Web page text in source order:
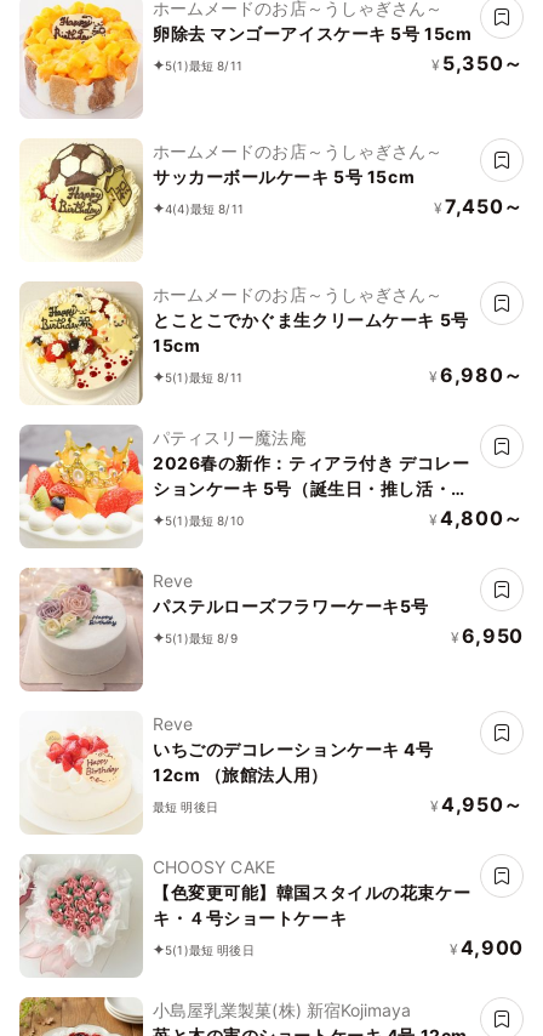
ホームメードのお店～うしゃぎさん～
卵除去 マンゴーアイスケーキ 5号 15cm
5(1)最短 8/11 ¥ 5,350～
ホームメードのお店～うしゃぎさん～
サッカーボールケーキ 5号 15cm
4(4)最短 8/11 ¥ 7,450～
ホームメードのお店～うしゃぎさん～
とことこでかぐま生クリームケーキ 5号
15cm
5(1)最短 8/11 ¥ 6,980～
パティスリー魔法庵
2026春の新作：ティアラ付き デコレー
ションケーキ 5号（誕生日・推し活・バ
ースデー・映え）
5(1)最短 8/10 ¥ 4,800～
Reve
パステルローズフラワーケーキ5号
5(1)最短 8/9 ¥ 6,950
Reve
いちごのデコレーションケーキ 4号
12cm （旅館法人用）
最短 明後日 ¥ 4,950～
CHOOSY CAKE
【色変更可能】韓国スタイルの花束ケー
キ・４号ショートケーキ
5(1)最短 明後日 ¥ 4,900
小島屋乳業製菓(株) 新宿Kojimaya